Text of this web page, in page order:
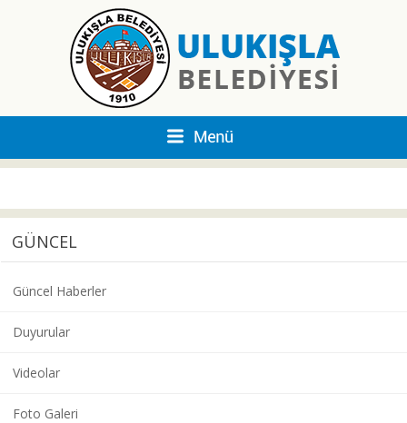
GÜNCEL
Güncel Haberler
Duyurular
Videolar
Foto Galeri